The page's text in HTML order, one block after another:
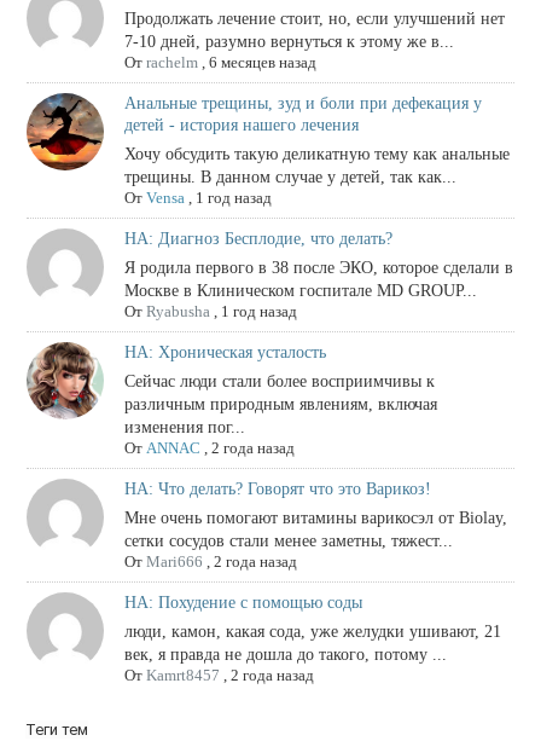
Продолжать лечение стоит, но, если улучшений нет
7-10 дней, разумно вернуться к этому же в...
От rachelm, 6 месяцев назад
Анальные трещины, зуд и боли при дефекация у
детей - история нашего лечения
Хочу обсудить такую деликатную тему как анальные
трещины. В данном случае у детей, так как...
От Vensa, 1 год назад
НА: Диагноз Бесплодие, что делать?
Я родила первого в 38 после ЭКО, которое сделали в
Москве в Клиническом госпитале MD GROUP...
От Ryabusha, 1 год назад
НА: Хроническая усталость
Сейчас люди стали более восприимчивы к
различным природным явлениям, включая
изменения пог...
От ANNAC , 2 года назад
НА: Что делать? Говорят что это Варикоз!
Мне очень помогают витамины варикосэл от Biolay,
сетки сосудов стали менее заметны, тяжест...
От Mari666 , 2 года назад
НА: Похудение с помощью соды
люди, камон, какая сода, уже желудки ушивают, 21
век, я правда не дошла до такого, потому ...
От Kamrt8457 , 2 года назад
Теги тем